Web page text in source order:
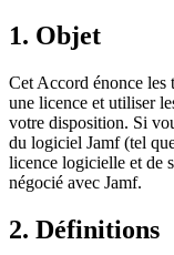
1. Objet
Cet Accord énonce les
une licence et utiliser
votre disposition. Si
du logiciel Jamf (tel
licence logicielle et de
négocié avec Jamf.
2. Définitions